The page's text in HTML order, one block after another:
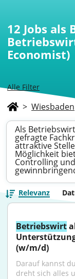
Alle Filter
12 Jobs als
Economist)
> Wiesbaden
Als
gefragte
attraktive
Möglichkeit
Controlling
Relevanz
Betriebswirt
(w/m/d)
Darauf kannst
dreht sich alles